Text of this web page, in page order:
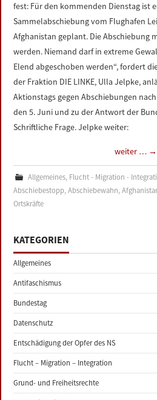
IMPRESSUM
fest: Für den kommenden Dienstag ist
Sammelabschiebung vom Flughafen
Afghanistan geplant. Die Abschiebung
werden. Niemand darf in extreme
Elend abgeschoben werden“, fordert
der Fraktion DIE LINKE, Ulla Jelpke,
Aktionstags gegen Abschiebungen
den 5. Juni und zu der Antwort der
Schriftliche Frage. Jelpke weiter:
weiter … →
Allgemeines, Flucht - Migration -
Abschiebestopp,Abschiebewahn,
Ortskräfte
KATEGORIEN
Allgemeines
Antifaschismus
Bundestag
Datenschutz
Entschädigung der Opfer des NS
Flucht – Migration – Integration
Grund- und Freiheitsrechte